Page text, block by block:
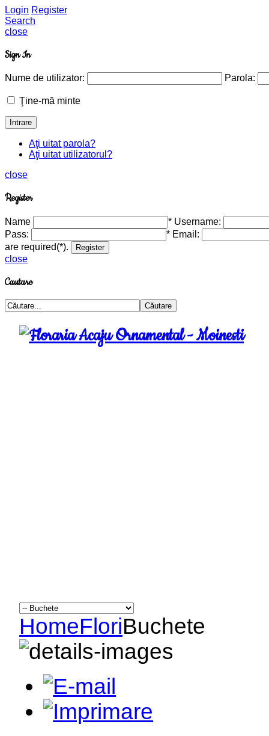
Login Register
Search
close
Sign In
Nume de utilizator: Parola:
Ţine-mă minte
Aţi uitat parola?
Aţi uitat utilizatorul?
close
Register
Name * Username:
Pass:
* Email:
are required(*).
close
Cautare
HomeFloriBuchete